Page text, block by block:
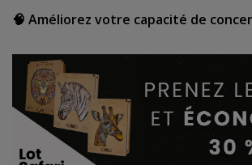
🧠 Améliorez votre capacité de